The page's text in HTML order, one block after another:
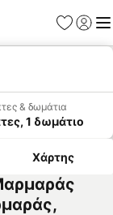
& δωμάτια
1 δωμάτιο
Χάρτης